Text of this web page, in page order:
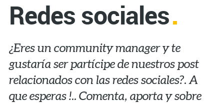
Redes sociales
¿Eres un community manager y te
gustaría ser partícipe de nuestros post
relacionados con las redes sociales?. A
que esperas !.. Comenta, aporta y sobre